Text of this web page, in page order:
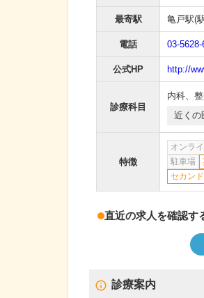
最寄駅 亀戸駅(
電話 03-5628-
公式HP http://
診療科目
内科、
近くの
特徴
オンラ
駐車場
セカン
直近の求人を確認す
診療案内